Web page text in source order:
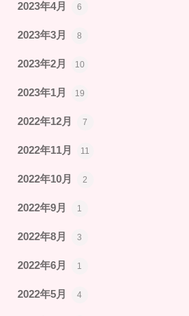
2023年4月 6
2023年3月 8
2023年2月 10
2023年1月 19
2022年12月 7
2022年11月 11
2022年10月 2
2022年9月 1
2022年8月 3
2022年6月 1
2022年5月 4